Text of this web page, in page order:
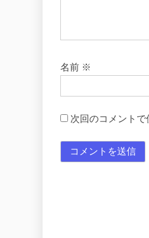
名前 ※
次回のコメントで